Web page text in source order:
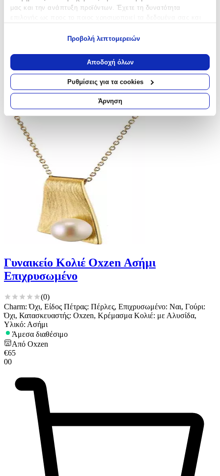
μας και την ανάπτυξη προϊόντων. Έχετε τη δυνατότητα
Να συλλέξουμε πληροφορίες σχετικά με τη γεωγραφική
σας τοποθεσία, οι οποίες μπορεί να είναι ακριβείς σε
απόσταση μερικών μέτρων
Να αναγνωρίσουμε τη συσκευή σας σαρώνοντας ενεργά
για συγκεκριμένα χαρακτηριστικά (δακτυλικό αποτύπωμα)
Μάθετε περισσότερα σχετικά με τον τρόπο επεξεργασίας των
προσωπικών σας δεδομένων και καθορίστε τις προτιμήσεις σας
στην
. Μπορείτε να αλλάξετε ή να
ανακαλέσετε τη συγκατάθεσή σας ανά πάσα στιγμή από τη
Δήλωση Cookies.
Χρησιμοποιούμε cookies ώστε η τοποθεσία μας να λειτουργεί
σωστά, να εξατομικεύουμε περιεχόμενο και διαφημίσεις, να
παρέχουμε λειτουργίες μέσων κοινωνικής δικτύωσης και να
αναλύουμε την κυκλοφορία μας. Εμείς και οι 1022 συνεργάτες
μας επεξεργαζόμαστε προσωπικά σας δεδομένα, π.χ. τη
διεύθυνση IP σας, χρησιμοποιώντας τεχνολογία όπως cookies
για να αποθηκεύουμε και να έχουμε πρόσβαση σε πληροφορίες
στη συσκευή σας, με σκοπό την προβολή εξατομικευμένων
διαφημίσεων και περιεχομένου, τις μετρήσεις σχετικά με
διαφημίσεις και περιεχόμενο, την καλύτερη εικόνα του κοινού
μας και την ανάπτυξη προϊόντων. Επίσης, κοινοποιούμε
πληροφορίες σχετικά με την από μέρους σας χρήση της
δικτύωσης, διαφημίσεων και ανάλυσης.
Προβολή λεπτομερειών
Αποδοχή όλων
Ρυθμίσεις για τα cookies
Άρνηση
Γυναικείο Κολιέ Oxzen Ασήμι
Επιχρυσωμένο
(0)
Charm: Όχι, Είδος Πέτρας: Πέρλες, Επιχρυσωμένο: Ναι, Γούρι:
Όχι, Κατασκευαστής: Oxzen, Κρέμασμα Κολιέ: με Αλυσίδα,
Υλικό: Ασήμι
Άμεσα διαθέσιμο
Από Oxzen
€65
00